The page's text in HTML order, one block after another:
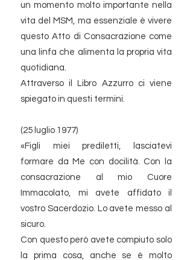
un momento molto importante nella
vita del MSM, ma essenziale è vivere
questo Atto di Consacrazione come
una linfa che alimenta la propria vita
quotidiana.
Attraverso il Libro Azzurro ci viene
spiegato in questi termini.
(25 luglio 1977)
«Figli miei prediletti, lasciatevi
formare da Me con docilità. Con la
consacrazione al mio Cuore
Immacolato, mi avete affidato il
vostro Sacerdozio. Lo avete messo al
sicuro.
Con questo però avete compiuto solo
la prima cosa, anche se è molto